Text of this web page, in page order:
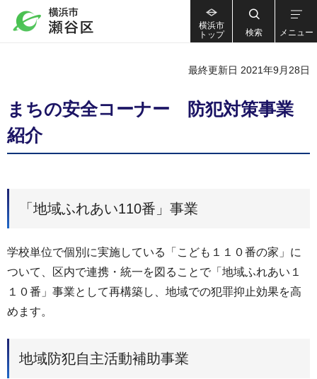
横浜市
トップ
検索 メニュー
最終更新日 2021年9月28日
まちの安全コーナー 防犯対策事業
紹介
「地域ふれあい110番」事業
学校単位で個別に実施している「こども１１０番の家」に
ついて、区内で連携・統一を図ることで「地域ふれあい１
１０番」事業として再構築し、地域での犯罪抑止効果を高
めます。
地域防犯自主活動補助事業